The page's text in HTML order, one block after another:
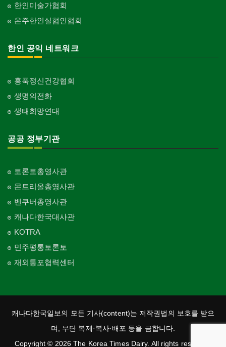
한인미술가협회
온주한인실협인협회
한인 공익 네트워크
홍푹정신건강협회
생명의전화
생태희망연대
공공 정부기관
토론토총영사관
몬트리올총영사관
벤쿠버총영사관
캐나다한국대사관
KOTRA
민주평통토론토
재외통포협력센터
캐나다한국일보의 모든 기사(content)는 저작권법의 보호를 받으
며, 무단 복제·복사·배포 등을 금합니다.
Copyright © 2026 The Korea Times Dairy. All rights reserved.